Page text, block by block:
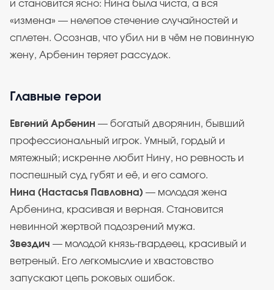
и становится ясно: Нина была чиста, а вся
«измена» — нелепое стечение случайностей и
сплетен. Осознав, что убил ни в чём не повинную
жену, Арбенин теряет рассудок.
Главные герои
Евгений Арбенин — богатый дворянин, бывший
профессиональный игрок. Умный, гордый и
мятежный; искренне любит Нину, но ревность и
поспешный суд губят и её, и его самого.
Нина (Настасья Павловна) — молодая жена
Арбенина, красивая и верная. Становится
невинной жертвой подозрений мужа.
Звездич — молодой князь-гвардеец, красивый и
ветреный. Его легкомыслие и хвастовство
запускают цепь роковых ошибок.